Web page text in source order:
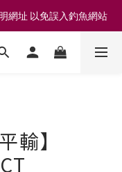
運 | 可門市取貨/安裝
址 以免誤入釣魚網站
運 | 可門市取貨/安裝
輸】